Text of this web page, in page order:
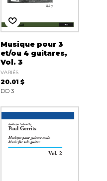
Musique pour 3
et/ou 4 guitares,
Vol. 3
VARIÉS
20.01 $
DO 3